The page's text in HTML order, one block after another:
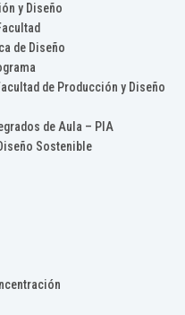
y Diseño
de Diseño
de Producción y Diseño
de Aula – PIA
Sostenible